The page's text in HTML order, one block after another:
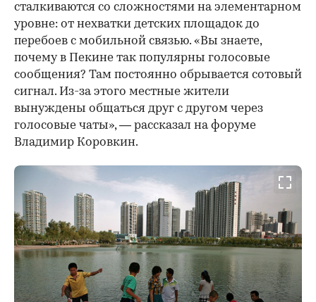
сталкиваются со сложностями на элементарном
уровне: от нехватки детских площадок до
перебоев с мобильной связью. «Вы знаете,
почему в Пекине так популярны голосовые
сообщения? Там постоянно обрывается сотовый
сигнал. Из-за этого местные жители
вынуждены общаться друг с другом через
голосовые чаты», — рассказал на форуме
Владимир Коровкин.